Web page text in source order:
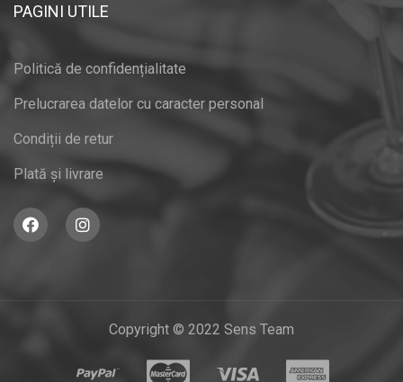
PAGINI UTILE
Politică de confidențialitate
Prelucrarea datelor cu caracter personal
Condiții de retur
Plată și livrare
Copyright © 2022 Sens Team